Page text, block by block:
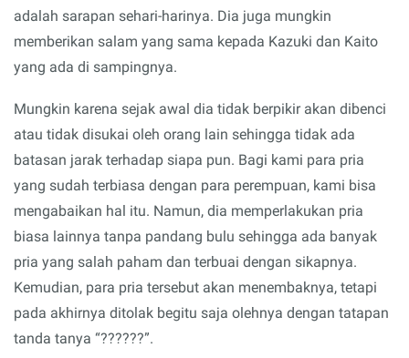
adalah sarapan sehari-harinya. Dia juga mungkin
memberikan salam yang sama kepada Kazuki dan Kaito
yang ada di sampingnya.
Mungkin karena sejak awal dia tidak berpikir akan dibenci
atau tidak disukai oleh orang lain sehingga tidak ada
batasan jarak terhadap siapa pun. Bagi kami para pria
yang sudah terbiasa dengan para perempuan, kami bisa
mengabaikan hal itu. Namun, dia memperlakukan pria
biasa lainnya tanpa pandang bulu sehingga ada banyak
pria yang salah paham dan terbuai dengan sikapnya.
Kemudian, para pria tersebut akan menembaknya, tetapi
pada akhirnya ditolak begitu saja olehnya dengan tatapan
tanda tanya “??????”.